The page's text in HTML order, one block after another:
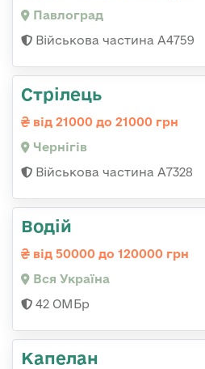
Павлоград
Військова частина А4759
Стрілець
від 21000 до 21000 грн
Чернігів
Військова частина А7328
Водій
від 50000 до 120000 грн
Вся Україна
42 ОМБр
Капелан